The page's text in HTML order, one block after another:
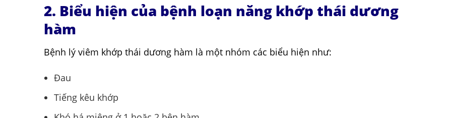
2. Biểu hiện của bệnh loạn năng khớp thái dương
hàm
Bệnh lý viêm khớp thái dương hàm là một nhóm các biểu hiện như:
Đau
Tiếng kêu khớp